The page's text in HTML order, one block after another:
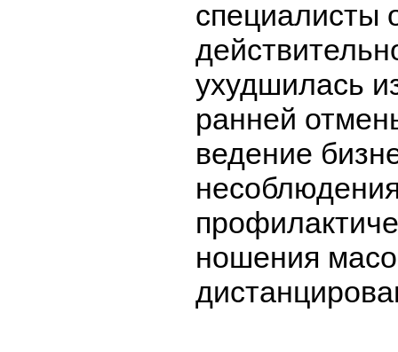
специалисты
ухудшилась
ранней
ведение
ношения